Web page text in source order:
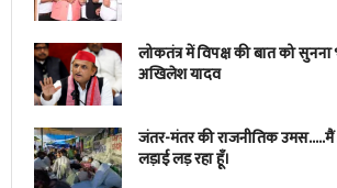
लोकतंत्र में विपक्ष की बात को
अखिलेश यादव
जंतर-मंतर की राजनीतिक
लड़ाई लड़ रहा हूँ।